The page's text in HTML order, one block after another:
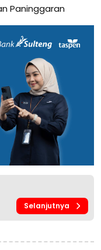
Paninggaran
Selanjutnya